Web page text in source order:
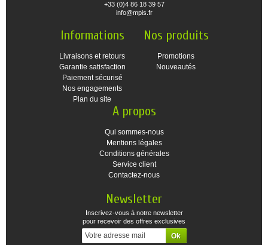
+33 (0)4 86 18 39 57
info@mpis.fr
Informations
Livraisons et retours
Garantie satisfaction
Paiement sécurisé
Nos engagements
Plan du site
Nos produits
Promotions
Nouveautés
A propos
Qui sommes-nous
Mentions légales
Conditions générales
Service client
Contactez-nous
Newsletter
Inscrivez-vous à notre newsletter
pour recevoir des offres exclusives